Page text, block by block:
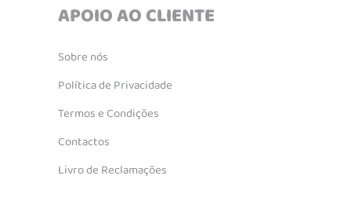
APOIO AO CLIENTE
Sobre nós
Política de Privacidade
Termos e Condições
Contactos
Livro de Reclamações